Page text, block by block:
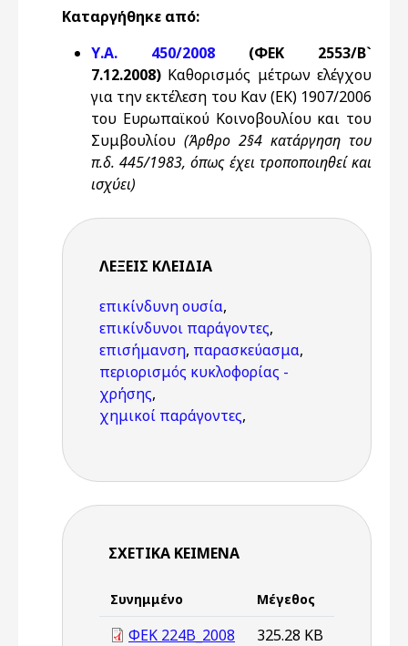
Καταργήθηκε από:
Υ.Α. 450/2008 (ΦΕΚ 2553/Β`
7.12.2008) Καθορισμός μέτρων ελέγχου
για την εκτέλεση του Καν (ΕΚ) 1907/2006
του Ευρωπαϊκού Κοινοβουλίου και του
Συμβουλίου (Άρθρο 2§4 κατάργηση του
π.δ. 445/1983, όπως έχει τροποποιηθεί και
ισχύει)
ΛΈΞΕΙΣ KΛΕΙΔΙΆ
επικίνδυνη ουσία,
επικίνδυνοι παράγοντες,
επισήμανση, παρασκεύασμα,
περιορισμός κυκλοφορίας -
χρήσης,
χημικοί παράγοντες,
ΣΧΕΤΙΚΆ ΚΕΊΜΕΝΑ
Συνημμένο Μέγεθος
ΦΕΚ 224Β_2008 325.28 KB